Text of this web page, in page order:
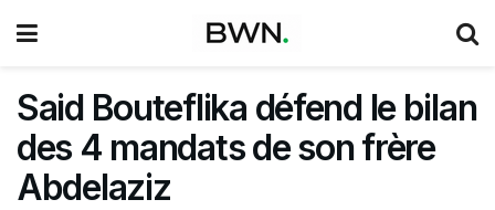
Said Bouteflika défend le bilan
des 4 mandats de son frère
Abdelaziz